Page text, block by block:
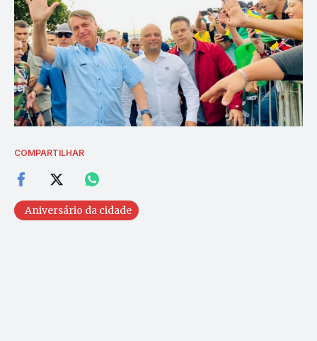
COMPARTILHAR
Aniversário da cidade